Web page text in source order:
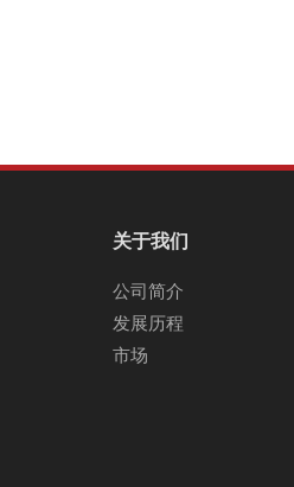
关于我们
公司简介
发展历程
市场